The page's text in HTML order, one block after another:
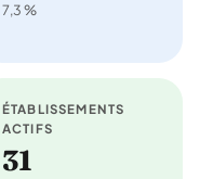
7,3 %
ÉTABLISSEMENTS
ACTIFS
31